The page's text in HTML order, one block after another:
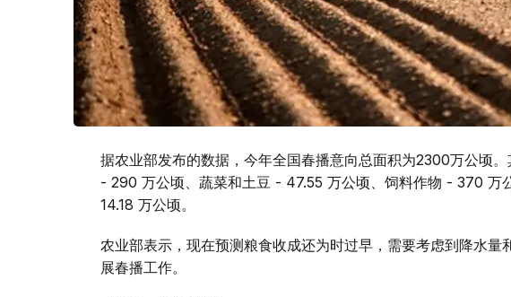
据农业部发布的数据，今年全国春播意向总面积为2300万公顷
- 290 万公顷、蔬菜和土豆 - 47.55 万公顷、饲料作物 - 370 万
14.18 万公顷。
农业部表示，现在预测粮食收成还为时过早，需要考虑到降水
展春播工作。